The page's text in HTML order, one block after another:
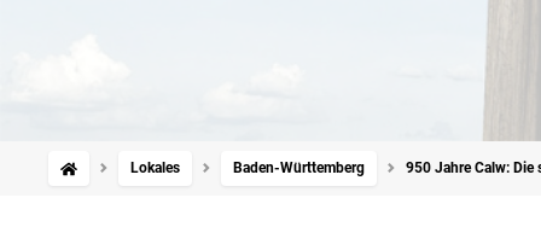
Lokales Baden-Württemberg 950 Jahre Calw: Die